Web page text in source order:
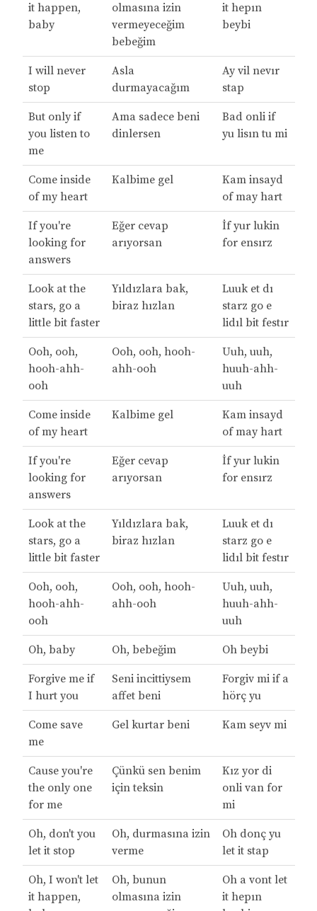
it happen,
baby
olmasına izin
vermeyeceğim
bebeğim
it hepın
beybi
I will never
stop
Asla
durmayacağım
Ay vil nevır
stap
But only if
you listen to
me
Ama sadece beni
dinlersen
Bad onli if
yu lisın tu mi
Come inside
of my heart
Kalbime gel
Kam insayd
of may hart
If you're
looking for
answers
Eğer cevap
arıyorsan
İf yur lukin
for ensırz
Look at the
stars, go a
little bit faster
Yıldızlara bak,
biraz hızlan
Luuk et dı
starz go e
lidıl bit festır
Ooh, ooh,
hooh-ahh-
ooh
Ooh, ooh, hooh-
ahh-ooh
Uuh, uuh,
huuh-ahh-
uuh
Come inside
of my heart
Kalbime gel
Kam insayd
of may hart
If you're
looking for
answers
Eğer cevap
arıyorsan
İf yur lukin
for ensırz
Look at the
stars, go a
little bit faster
Yıldızlara bak,
biraz hızlan
Luuk et dı
starz go e
lidıl bit festır
Ooh, ooh,
hooh-ahh-
ooh
Ooh, ooh, hooh-
ahh-ooh
Uuh, uuh,
huuh-ahh-
uuh
Oh, baby Oh, bebeğim Oh beybi
Forgive me if
I hurt you
Seni incittiysem
affet beni
Forgiv mi if a
hörç yu
Come save
me
Gel kurtar beni Kam seyv mi
Cause you're
the only one
for me
Çünkü sen benim
için teksin
Kız yor di
onli van for
mi
Oh, don't you
let it stop
Oh, durmasına izin
verme
Oh donç yu
let it stap
Oh, I won't let
it happen,
Oh, bunun
olmasına izin
Oh a vont let
it hepın